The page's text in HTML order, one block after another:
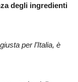
degli ingredienti
per l’Italia, è